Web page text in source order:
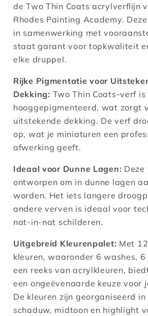
de Two Thin Coats acrylverflijn
Rhodes Painting Academy.
in samenwerking met
staat garant voor topkwaliteit
elke druppel.
Rijke Pigmentatie voor
Dekking: Two Thin Coats-verf is
hooggepigmenteerd, wat zorgt
uitstekende dekking. De verf
op, wat je miniaturen een
afwerking geeft.
Ideaal voor Dunne Lagen:
ontworpen om in dunne lagen
worden. Het iets langere
andere verven is ideaal voor
nat-in-nat schilderen.
Uitgebreid Kleurenpalet: Met
kleuren, waaronder 6 washes,
een reeks van acrylkleuren,
een ongeëvenaarde keuze voor
De kleuren zijn georganiseerd
schaduw, midtoon en highlight